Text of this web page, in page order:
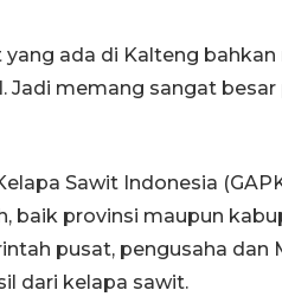
ada di Kalteng bahkan
Jadi memang sangat besar
Sawit Indonesia
baik provinsi maupun
pusat, pengusaha dan
dari kelapa sawit.